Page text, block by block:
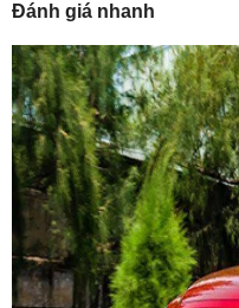
Đánh giá nhanh